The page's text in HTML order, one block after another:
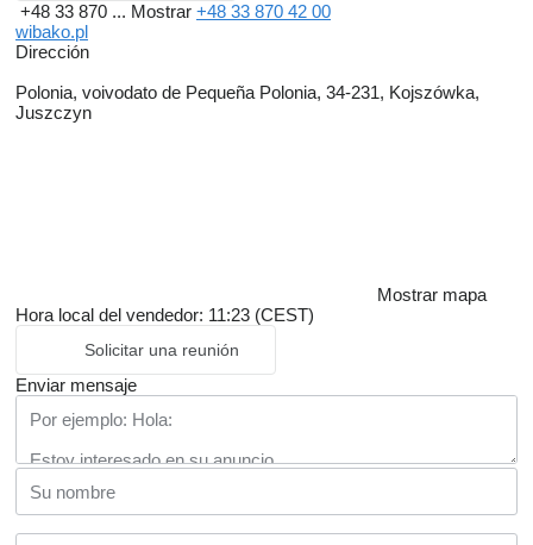
+48 33 870 ... Mostrar +48 33 870 42 00
wibako.pl
Dirección
Polonia, voivodato de Pequeña Polonia, 34-231, Kojszówka,
Juszczyn
Mostrar mapa
Hora local del vendedor: 11:23 (CEST)
Solicitar una reunión
Enviar mensaje